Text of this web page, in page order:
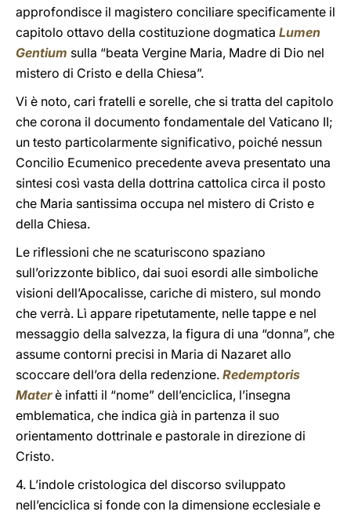
approfondisce il magistero conciliare specificamente il
capitolo ottavo della costituzione dogmatica Lumen
Gentium sulla “beata Vergine Maria, Madre di Dio nel
mistero di Cristo e della Chiesa”.
Vi è noto, cari fratelli e sorelle, che si tratta del capitolo
che corona il documento fondamentale del Vaticano II;
un testo particolarmente significativo, poiché nessun
Concilio Ecumenico precedente aveva presentato una
sintesi così vasta della dottrina cattolica circa il posto
che Maria santissima occupa nel mistero di Cristo e
della Chiesa.
Le riflessioni che ne scaturiscono spaziano
sull’orizzonte biblico, dai suoi esordi alle simboliche
visioni dell’Apocalisse, cariche di mistero, sul mondo
che verrà. Lì appare ripetutamente, nelle tappe e nel
messaggio della salvezza, la figura di una “donna”, che
assume contorni precisi in Maria di Nazaret allo
scoccare dell’ora della redenzione. Redemptoris
Materè infatti il “nome” dell’enciclica, l’insegna
emblematica, che indica già in partenza il suo
orientamento dottrinale e pastorale in direzione di
Cristo.
4. L’indole cristologica del discorso sviluppato
nell’enciclica si fonde con la dimensione ecclesiale e